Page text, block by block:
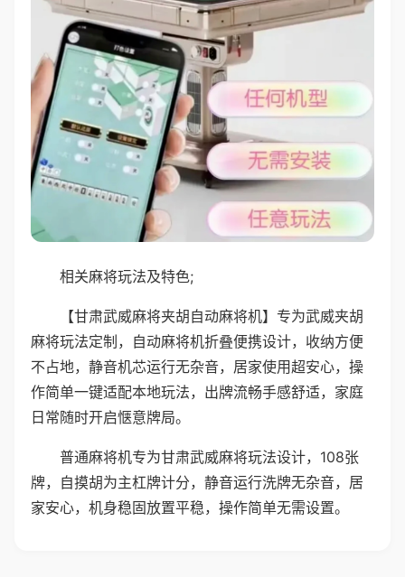
相关麻将玩法及特色;
【甘肃武威麻将夹胡自动麻将机】专为武威夹胡
麻将玩法定制，自动麻将机折叠便携设计，收纳方便
不占地，静音机芯运行无杂音，居家使用超安心，操
作简单一键适配本地玩法，出牌流畅手感舒适，家庭
日常随时开启惬意牌局。
普通麻将机专为甘肃武威麻将玩法设计，108张
牌，自摸胡为主杠牌计分，静音运行洗牌无杂音，居
家安心，机身稳固放置平稳，操作简单无需设置。